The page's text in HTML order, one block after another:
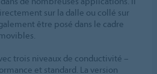
sur la dalle ou collé sur
être posé dans le cadre
trois niveaux de conductivité –
et standard. La version